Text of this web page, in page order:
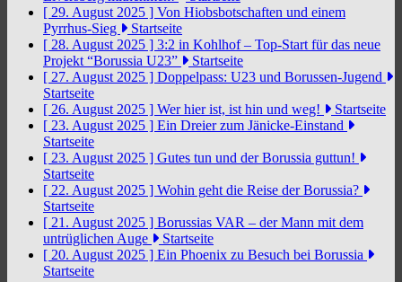
[ 29. August 2025 ] Von Hiobsbotschaften und einem
Pyrrhus-Sieg
Startseite
[ 28. August 2025 ] 3:2 in Kohlhof – Top-Start für das neue
Projekt “Borussia U23”
Startseite
[ 27. August 2025 ] Doppelpass: U23 und Borussen-Jugend
Startseite
[ 26. August 2025 ] Wer hier ist, ist hin und weg!
Startseite
[ 23. August 2025 ] Ein Dreier zum Jänicke-Einstand
Startseite
[ 23. August 2025 ] Gutes tun und der Borussia guttun!
Startseite
[ 22. August 2025 ] Wohin geht die Reise der Borussia?
Startseite
[ 21. August 2025 ] Borussias VAR – der Mann mit dem
untrüglichen Auge
Startseite
[ 20. August 2025 ] Ein Phoenix zu Besuch bei Borussia
Startseite